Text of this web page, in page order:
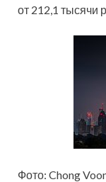
от 212,1 тысячи
Фото: Chong